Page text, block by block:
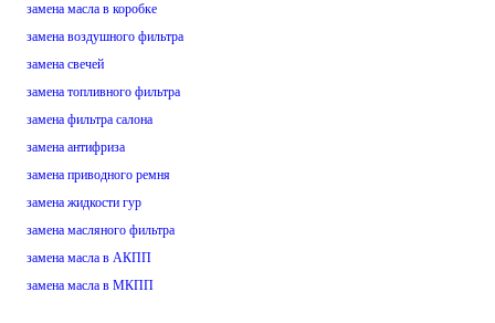
замена масла в коробке
замена воздушного фильтра
замена свечей
замена топливного фильтра
замена фильтра салона
замена антифриза
замена приводного ремня
замена жидкости гур
замена масляного фильтра
замена масла в АКПП
замена масла в МКПП